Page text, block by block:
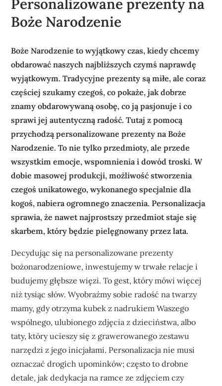
Personalizowane prezenty na
Boże Narodzenie
Boże Narodzenie to wyjątkowy czas, kiedy chcemy
obdarować naszych najbliższych czymś naprawdę
wyjątkowym. Tradycyjne prezenty są miłe, ale coraz
częściej szukamy czegoś, co pokaże, jak dobrze
znamy obdarowywaną osobę, co ją pasjonuje i co
sprawi jej autentyczną radość. Tutaj z pomocą
przychodzą personalizowane prezenty na Boże
Narodzenie. To nie tylko przedmioty, ale przede
wszystkim emocje, wspomnienia i dowód troski. W
dobie masowej produkcji, możliwość stworzenia
czegoś unikatowego, wykonanego specjalnie dla
kogoś, nabiera ogromnego znaczenia. Personalizacja
sprawia, że nawet najprostszy przedmiot staje się
skarbem, który będzie pielęgnowany przez lata.
Decydując się na personalizowane prezenty
bożonarodzeniowe, inwestujemy w trwałe relacje i
budujemy głębsze więzi. To gest, który mówi więcej
niż tysiąc słów. Wyobraźmy sobie radość na twarzy
mamy, gdy otrzyma kubek z nadrukiem Waszego
wspólnego, ulubionego zdjęcia z dzieciństwa, albo
taty, który ucieszy się z grawerowanego zestawu
narzędzi z jego inicjałami. Personalizacja nie musi
oznaczać drogich upominków; często to drobne
detale, jak dedykacja na ramce ze zdjęciem czy